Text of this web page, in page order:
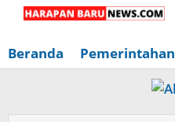
Lewati
konten
Beranda Pemerintahan